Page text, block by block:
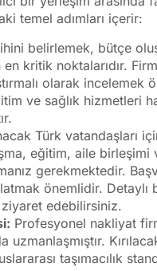
temel adımları içerir:
belirlemek, bütçe
kritik noktalarıdır.
olarak incelemek
ve sağlık hizmetleri
Türk vatandaşları
eğitim, aile
gerekmektedir.
önemlidir.
edebilirsiniz.
Profesyonel nakliyat
uzmanlaşmıştır.
taşımacılık